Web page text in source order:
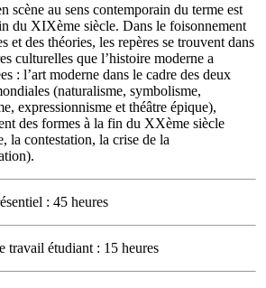
scène au sens contemporain du terme est
du XIXème siècle. Dans le foisonnement
et des théories, les repères se trouvent dans
culturelles que l’histoire moderne a
: l’art moderne dans le cadre des deux
(naturalisme, symbolisme,
expressionnisme et théâtre épique),
des formes à la fin du XXème siècle
la contestation, la crise de la
: 45 heures
travail étudiant : 15 heures